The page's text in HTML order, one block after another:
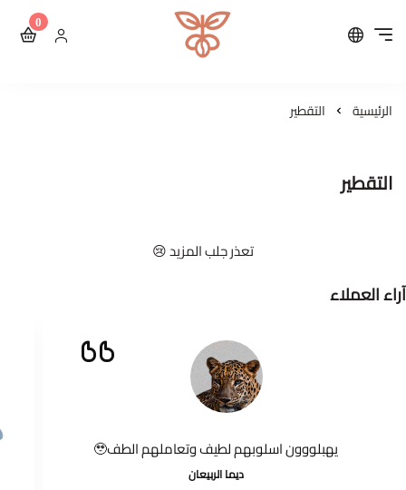
محمصة مايكرولوت للقهوة
0
الرئيسية التقطير
التقطير
تعذر جلب المزيد 😢
آراء العملاء
يهبلووون اسلوبهم لطيف وتعاملهم الطف🥹
ديما الربيعان